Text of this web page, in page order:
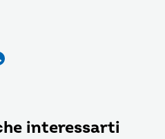
interessarti